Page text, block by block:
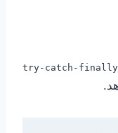
try-catch-finally